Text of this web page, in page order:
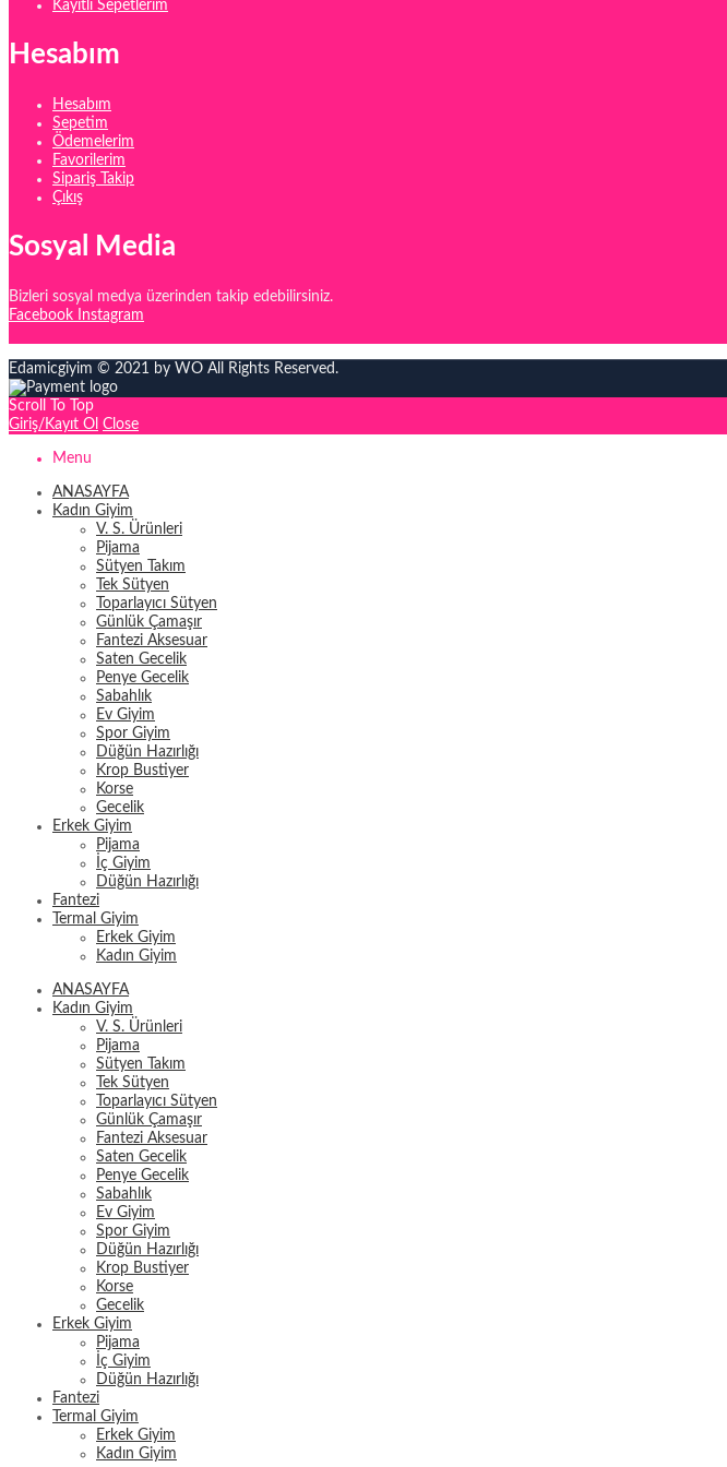
Kayıtlı Sepetlerim
Hesabım
Hesabım
Sepetim
Ödemelerim
Favorilerim
Sipariş Takip
Çıkış
Sosyal Media
Bizleri sosyal medya üzerinden takip edebilirsiniz.
Facebook
Instagram
Edamicgiyim © 2021 by WO All Rights Reserved.
Scroll To Top
Giriş/Kayıt Ol Close
Menu
ANASAYFA
Kadın Giyim
V. S. Ürünleri
Pijama
Sütyen Takım
Tek Sütyen
Toparlayıcı Sütyen
Günlük Çamaşır
Fantezi Aksesuar
Saten Gecelik
Penye Gecelik
Sabahlık
Ev Giyim
Spor Giyim
Düğün Hazırlığı
Krop Bustiyer
Korse
Gecelik
Erkek Giyim
Pijama
İç Giyim
Düğün Hazırlığı
Fantezi
Termal Giyim
Erkek Giyim
Kadın Giyim
ANASAYFA
Kadın Giyim
V. S. Ürünleri
Pijama
Sütyen Takım
Tek Sütyen
Toparlayıcı Sütyen
Günlük Çamaşır
Fantezi Aksesuar
Saten Gecelik
Penye Gecelik
Sabahlık
Ev Giyim
Spor Giyim
Düğün Hazırlığı
Krop Bustiyer
Korse
Gecelik
Erkek Giyim
Pijama
İç Giyim
Düğün Hazırlığı
Fantezi
Termal Giyim
Erkek Giyim
Kadın Giyim